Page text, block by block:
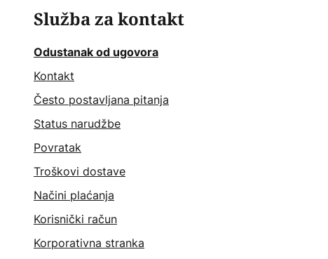
Služba za kontakt
Odustanak od ugovora
Kontakt
Često postavljana pitanja
Status narudžbe
Povratak
Troškovi dostave
Načini plaćanja
Korisnički račun
Korporativna stranka